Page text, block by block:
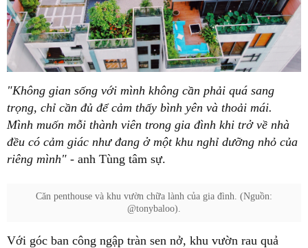
"Không gian sống với mình không cần phải quá sang
trọng, chỉ cần đủ để cảm thấy bình yên và thoải mái.
Mình muốn mỗi thành viên trong gia đình khi trở về nhà
đều có cảm giác như đang ở một khu nghỉ dưỡng nhỏ của
riêng mình" - anh Tùng tâm sự.
Căn penthouse và khu vườn chữa lành của gia đình. (Nguồn:
@tonybaloo).
Với góc ban công ngập tràn sen nở, khu vườn rau quả